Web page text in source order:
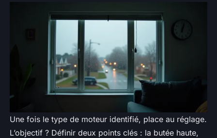
Une fois le type de moteur identifié, place au réglage.
L’objectif ? Définir deux points clés : la butée haute,